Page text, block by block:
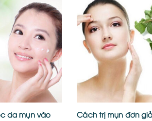
da mụn vào
Cách trị mụn đơn